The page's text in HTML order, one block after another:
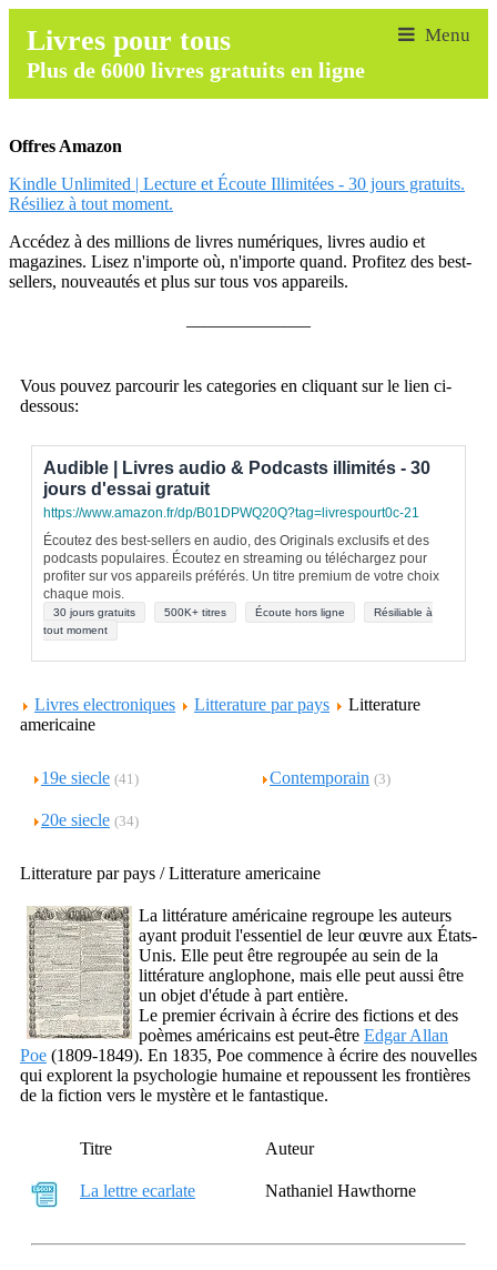
Livres pour tous
Plus de 6000 livres gratuits en ligne
Offres Amazon
Kindle Unlimited | Lecture et Écoute Illimitées - 30 jours gratuits.
Résiliez à tout moment.
Accédez à des millions de livres numériques, livres audio et
magazines. Lisez n'importe où, n'importe quand. Profitez des best-
sellers, nouveautés et plus sur tous vos appareils.
Vous pouvez parcourir les categories en cliquant sur le lien ci-
dessous:
Audible | Livres audio & Podcasts illimités - 30
jours d'essai gratuit
https://www.amazon.fr/dp/B01DPWQ20Q?tag=livrespourt0c-21
Écoutez des best-sellers en audio, des Originals exclusifs et des
podcasts populaires. Écoutez en streaming ou téléchargez pour
profiter sur vos appareils préférés. Un titre premium de votre choix
chaque mois.
30 jours gratuits 500K+ titres Écoute hors ligne
Résiliable à
tout moment
Livres electroniques Litterature par pays
Litterature
americaine
19e siecle (41) Contemporain (3)
20e siecle (34)
Litterature par pays / Litterature americaine
La littérature américaine regroupe les auteurs
ayant produit l'essentiel de leur œuvre aux États-
Unis. Elle peut être regroupée au sein de la
littérature anglophone, mais elle peut aussi être
un objet d'étude à part entière.
Le premier écrivain à écrire des fictions et des
poèmes américains est peut-être Edgar Allan
Poe (1809-1849). En 1835, Poe commence à écrire des nouvelles
qui explorent la psychologie humaine et repoussent les frontières
de la fiction vers le mystère et le fantastique.
Titre Auteur
La lettre ecarlate Nathaniel Hawthorne